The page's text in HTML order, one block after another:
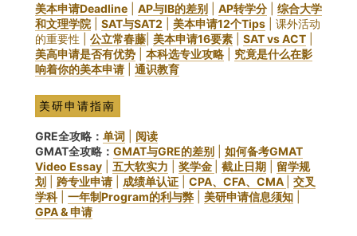
美本申请Deadline AP与IB的差别 AP转学分
综合大学
和文理学院| SAT与SAT2 美本申请12个Tips | 课外活动
的重要性 | 公立常春藤 美本申请16要素 SAT vs ACT
美高申请是否有优势
本科选专业攻略
究竟是什么在影
响着你的美本申请| 通识教育
美研申请指南
GRE全攻略： 单词
阅读
GMAT全攻略： GMAT与GRE的差别
如何备考GMAT
Video Essay
五大软实力 奖学金 截止日期
留学规
划
跨专业申请| 成绩单认证 CPA、CFA、CMA
交叉
学科
一年制Program的利与弊 美研申请信息须知
GPA & 申请